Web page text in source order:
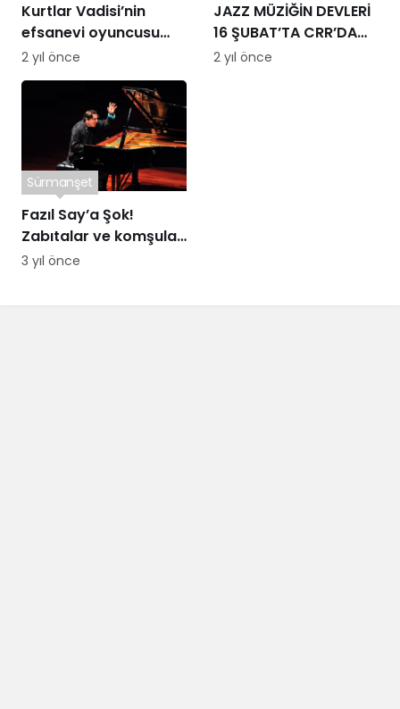
Kurtlar Vadisi’nin
efsanevi oyuncusu
ekranlara dönüyor!
İşte yeni dizisi
2 yıl önce
JAZZ MÜZİĞİN DEVLERİ
16 ŞUBAT’TA CRR’DA
BULUŞUYOR
2 yıl önce
Fazıl Say’a Şok!
Zabıtalar ve komşuları
kapıda…
Sürmanşet
3 yıl önce